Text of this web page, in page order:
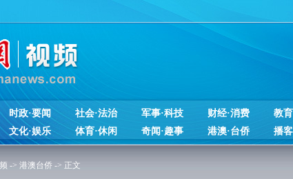
时政·要闻 社会·法治 军事·科技 财经·消费
教
文化·娱乐
体育·休闲 奇闻·趣事 港澳·台侨 播
-> 港澳台侨 -> 正文